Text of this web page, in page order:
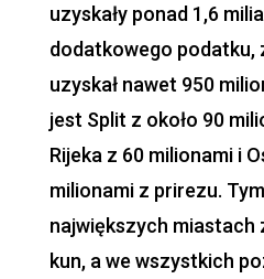
uzyskały ponad 1,6
dodatkowego podatku,
uzyskał nawet 950
jest Split z około 90
Rijeka z 60 milionami i
milionami z prirezu.
największych miastach
kun, a we wszystkich